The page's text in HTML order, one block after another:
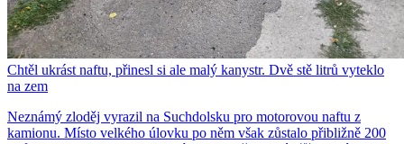
Chtěl ukrást naftu, přinesl si ale malý kanystr. Dvě stě litrů vyteklo
na zem
Neznámý zloděj vyrazil na Suchdolsku pro motorovou naftu z
kamionu. Místo velkého úlovku po něm však zůstalo přibližně 200